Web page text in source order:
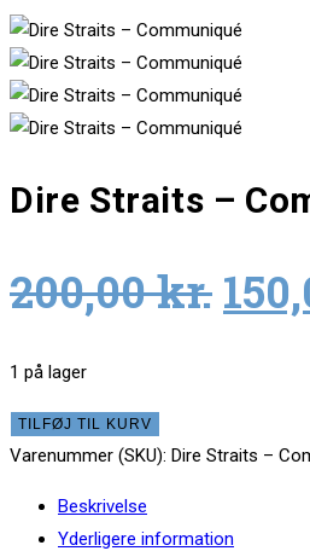
Dire Straits –
200,00kr.
1 på lager
Dire
Straits
Communiqué
TILFØJ TIL KURV
Varenummer (SKU): Dire Straits –
Beskrivelse
Yderligere information